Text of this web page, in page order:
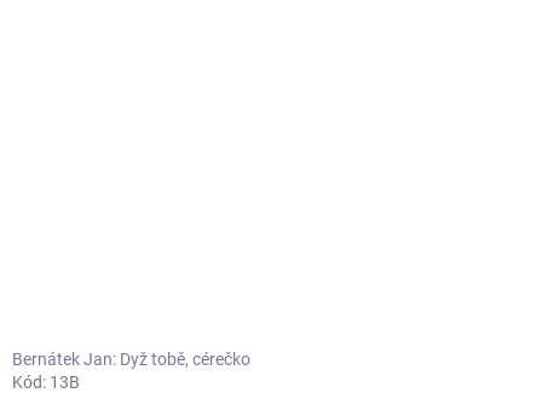
Bernátek Jan: Dyž tobě, cérečko
Kód: 13B